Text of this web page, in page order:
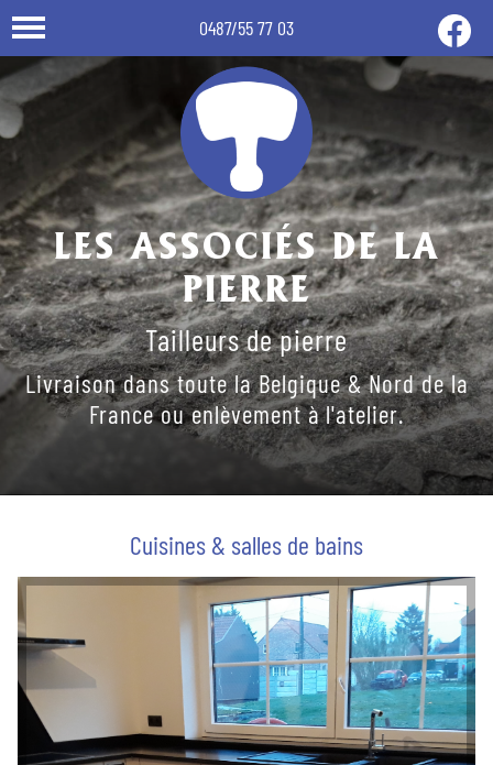
0487/55 77 03
LES ASSOCIÉS DE LA
PIERRE
Tailleurs de pierre
Livraison dans toute la Belgique & Nord de la
France ou enlèvement à l'atelier.
Cuisines & salles de bains